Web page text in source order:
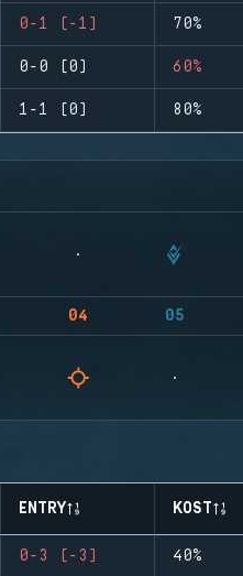
0-1 (-1) 70%
0-0 (0) 60%
1-1 (0) 80%
04 05
ENTRY KOST
0-3 (-3) 40%